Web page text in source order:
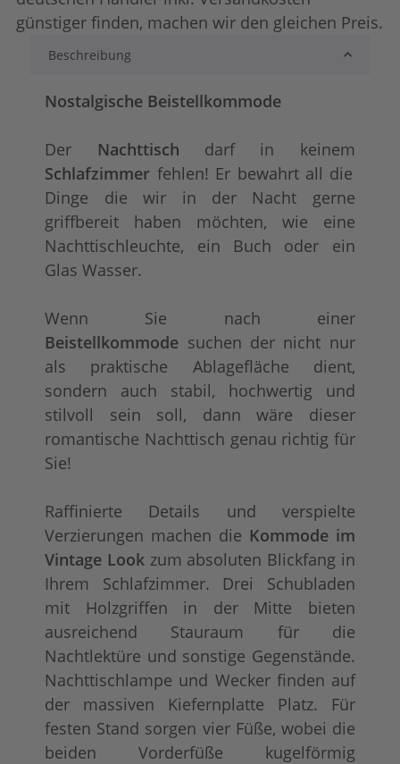
lackiert
+ 12,00 € shabby chic /
günstiger finden, machen wir den gleichen Preis.
Beschreibung
Nostalgische Beistellkommode
Der Nachttisch darf in keinem
Schlafzimmer fehlen! Er bewahrt all die
Dinge die wir in der Nacht gerne
griffbereit haben möchten, wie eine
Nachttischleuchte, ein Buch oder ein
Glas Wasser.
Wenn Sie nach einer
Beistellkommode suchen der nicht nur
als praktische Ablagefläche dient,
sondern auch stabil, hochwertig und
stilvoll sein soll, dann wäre dieser
romantische Nachttisch genau richtig für
Sie!
Raffinierte Details und verspielte
Verzierungen machen die Kommode im
Vintage Look zum absoluten Blickfang in
Ihrem Schlafzimmer. Drei Schubladen
mit Holzgriffen in der Mitte bieten
ausreichend Stauraum für die
Nachtlektüre und sonstige Gegenstände.
Nachttischlampe und Wecker finden auf
der massiven Kiefernplatte Platz. Für
festen Stand sorgen vier Füße, wobei die
beiden Vorderfüße kugelförmig